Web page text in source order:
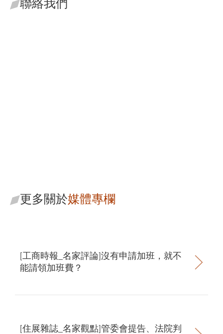
聯絡我們
更多關於媒體專欄
[工商時報_名家評論]沒有申請加班，就不
能請領加班費？
[住展雜誌_名家觀點]管委會提告、法院判